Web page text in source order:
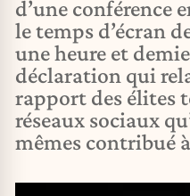
d’une conférence
le temps d’écran
une heure et
déclaration qui
rapport des élites
réseaux sociaux
mêmes contribué